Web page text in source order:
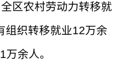
区农村劳动力转移就
组织转移就业12万余
万余人。